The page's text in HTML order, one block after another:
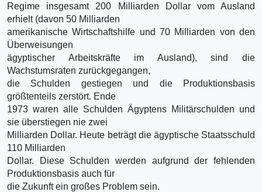
Regime insgesamt 200 Milliarden Dollar vom Ausland
erhielt (davon 50 Milliarden
amerikanische Wirtschaftshilfe und 70 Milliarden von den
Überweisungen
ägyptischer Arbeitskräfte im Ausland), sind die
Wachstumsraten zurückgegangen,
die Schulden gestiegen und die Produktionsbasis
größtenteils zerstört. Ende
1973 waren alle Schulden Ägyptens Militärschulden und
sie überstiegen nie zwei
Milliarden Dollar. Heute beträgt die ägyptische Staatsschuld
110 Milliarden
Dollar. Diese Schulden werden aufgrund der fehlenden
Produktionsbasis auch für
die Zukunft ein großes Problem sein.